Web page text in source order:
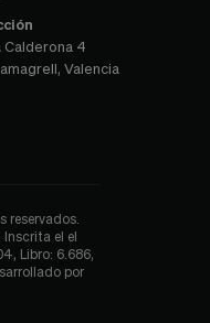
Calderona 4
Valencia
reservados.
Inscrita el el
Libro: 6.686,
por